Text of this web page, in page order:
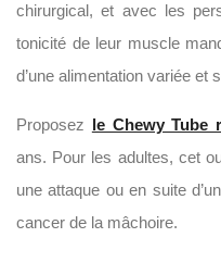
chirurgical, et avec les
tonicité de leur muscle
d’une alimentation variée et
Proposez le Chewy Tube
ans. Pour les adultes, cet
une attaque ou en suite
cancer de la mâchoire.